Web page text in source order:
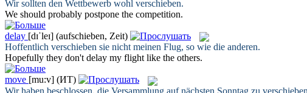
Wir sollten den Wettbewerb wohl verschieben.
We should probably postpone the competition.
delay [dɪˈleɪ] (aufschieben, Zeit)
Hoffentlich verschieben sie nicht meinen Flug, so wie die anderen.
Hopefully they don't delay my flight like the others.
move [mu:v] (ИТ)
Wir haben beschlossen, die Versammlung auf nächsten Sonntag zu verschieben